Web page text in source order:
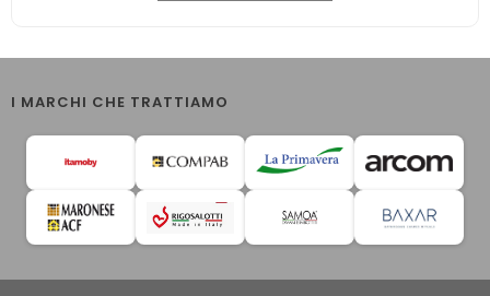
I MARCHI CHE TRATTIAMO